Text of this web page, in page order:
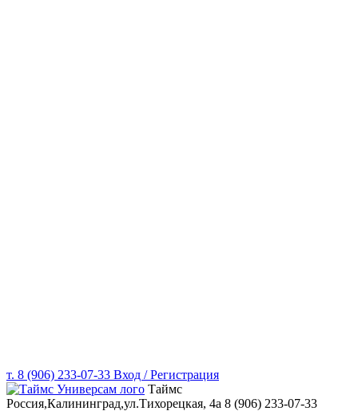
т. 8 (906) 233-07-33 Вход / Регистрация
Таймс
Россия,Калининград,ул.Тихорецкая, 4а 8 (906) 233-07-33